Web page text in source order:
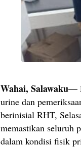
Wahai, Salawaku—
urine dan
berinisial RHT,
memastikan seluruh
dalam kondisi fisik